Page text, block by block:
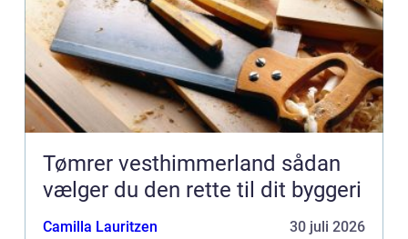
Tømrer vesthimmerland sådan
vælger du den rette til dit byggeri
Camilla Lauritzen 30 juli 2026